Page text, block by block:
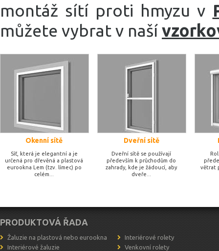
montáž sítí proti hmyzu v
můžete vybrat v naší
Okenní sítě
Síť, která je elegantní a je
určená pro dřevěná a plastová
eurookna Lem (tzv. límec) po
celém...
Dveřní sítě
Dveřní sítě se používají
především k průchodům do
zahrady, kde je žádoucí, aby
dveře...
větrat
PRODUKTOVÁ ŘADA
Žaluzie na plastová nebo eurookna
Interiérové rolety
Interiérové žaluzie
Venkovní rolety